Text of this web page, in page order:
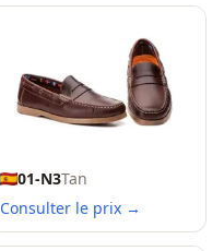
01-N3Tan
Consulter le prix →